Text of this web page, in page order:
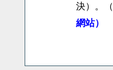
決）。
（
網站）